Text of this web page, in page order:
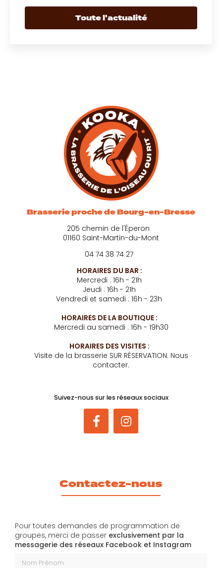
Toute l'actualité
Brasserie proche de Bourg-en-Bresse
205 chemin de l'Éperon
01160 Saint-Martin-du-Mont
04 74 38 74 27
HORAIRES DU BAR :
Mercredi : 16h - 21h
Jeudi : 16h - 21h
Vendredi et samedi : 16h - 23h
HORAIRES DE LA BOUTIQUE :
Mercredi au samedi : 16h - 19h30
HORAIRES DES VISITES :
Visite de la brasserie SUR RÉSERVATION. Nous
contacter.
Suivez-nous sur les réseaux sociaux
Contactez-nous
Pour toutes demandes de programmation de
groupes, merci de passer exclusivement par la
messagerie des réseaux Facebook et Instagram